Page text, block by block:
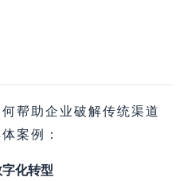
帮助企业破解传统渠道
案例：
化转型